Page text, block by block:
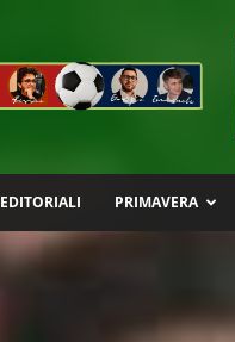
EDITORIALI PRIMAVERA